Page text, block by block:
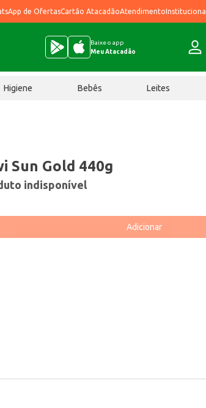
de OfertasCartão AtacadãoAtendimentoInstitucional
Baixe o app
Meu Atacadão
Higiene Bebês Leites
Sun Gold 440g
indisponível
Adicionar